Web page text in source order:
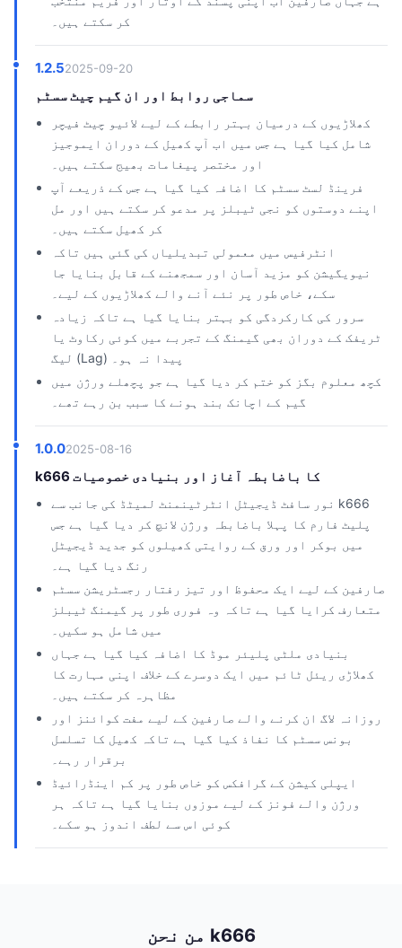
کر سکتے ہیں۔
1.2.52025-09-20
سماجی روابط اور ان گیم چیٹ سسٹم
کھلاڑیوں کے درمیان بہتر رابطے کے لیے لائیو چیٹ فیچر
شامل کیا گیا ہے جس میں اب آپ کھیل کے دوران ایموجیز
اور مختصر پیغامات بھیج سکتے ہیں۔
فرینڈ لسٹ سسٹم کا اضافہ کیا گیا ہے جس کے ذریعے آپ
اپنے دوستوں کو نجی ٹیبلز پر مدعو کر سکتے ہیں اور مل
کر کھیل سکتے ہیں۔
انٹرفیس میں معمولی تبدیلیاں کی گئی ہیں تاکہ
نیویگیشن کو مزید آسان اور سمجھنے کے قابل بنایا جا
سکے، خاص طور پر نئے آنے والے کھلاڑیوں کے لیے۔
سرور کی کارکردگی کو بہتر بنایا گیا ہے تاکہ زیادہ
ٹریفک کے دوران بھی گیمنگ کے تجربے میں کوئی رکاوٹ یا
لیگ (Lag) پیدا نہ ہو۔
کچھ معلوم بگز کو ختم کر دیا گیا ہے جو پچھلے ورژن میں
گیم کے اچانک بند ہونے کا سبب بن رہے تھے۔
1.0.02025-08-16
k666 کا باضابطہ آغاز اور بنیادی خصوصیات
نور سافٹ ڈیجیٹل انٹرٹینمنٹ لمیٹڈ کی جانب سے k666
پلیٹ فارم کا پہلا باضابطہ ورژن لانچ کر دیا گیا ہے جس
میں بوکر اور ورق کے روایتی کھیلوں کو جدید ڈیجیٹل
رنگ دیا گیا ہے۔
صارفین کے لیے ایک محفوظ اور تیز رفتار رجسٹریشن سسٹم
متعارف کرایا گیا ہے تاکہ وہ فوری طور پر گیمنگ ٹیبلز
میں شامل ہو سکیں۔
بنیادی ملٹی پلیئر موڈ کا اضافہ کیا گیا ہے جہاں
کھلاڑی ریئل ٹائم میں ایک دوسرے کے خلاف اپنی مہارت کا
مظاہرہ کر سکتے ہیں۔
روزانہ لاگ ان کرنے والے صارفین کے لیے مفت کوائنز اور
بونس سسٹم کا نفاذ کیا گیا ہے تاکہ کھیل کا تسلسل
برقرار رہے۔
ایپلی کیشن کے گرافکس کو خاص طور پر کم اینڈرائیڈ
ورژن والے فونز کے لیے موزوں بنایا گیا ہے تاکہ ہر
کوئی اس سے لطف اندوز ہو سکے۔
من نحن k666